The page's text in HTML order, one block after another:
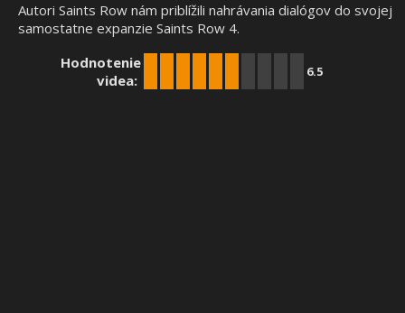
Autori Saints Row nám priblížili nahrávania dialógov do svojej
samostatne expanzie Saints Row 4.
Hodnotenie
videa:
6.5